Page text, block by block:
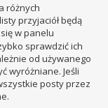
różnych
przyjaciół będą
w panelu
sprawdzić ich
od używanego
wyróżniane. Jeśli
posty przez